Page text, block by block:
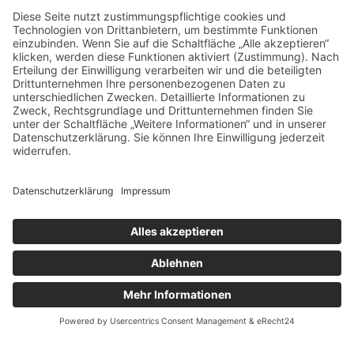
Impressum Datenschutz
Buchungsbedingungen
Zahlungsarten
© Heide-Camp Schlaitz ≡Webdesign & SEO
schneider.media